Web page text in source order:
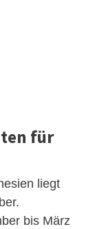
für
liegt
bis März